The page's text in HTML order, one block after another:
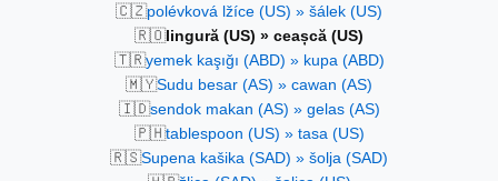
🇨🇿polévková lžíce (US) » šálek (US)
🇷🇴lingură (US) » ceașcă (US)
🇹🇷yemek kaşığı (ABD) » kupa (ABD)
🇲🇾Sudu besar (AS) » cawan (AS)
🇮🇩sendok makan (AS) » gelas (AS)
🇵🇭tablespoon (US) » tasa (US)
🇷🇸Supena kašika (SAD) » šolja (SAD)